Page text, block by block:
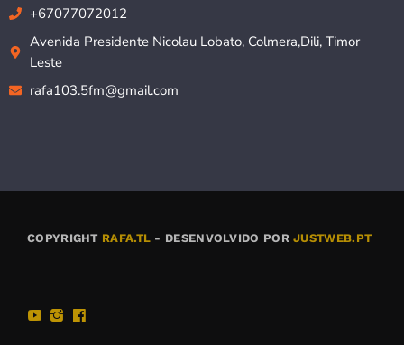
+67077072012
Avenida Presidente Nicolau Lobato, Colmera,Dili, Timor
Leste
rafa103.5fm@gmail.com
COPYRIGHT RAFA.TL - DESENVOLVIDO PORJUSTWEB.PT